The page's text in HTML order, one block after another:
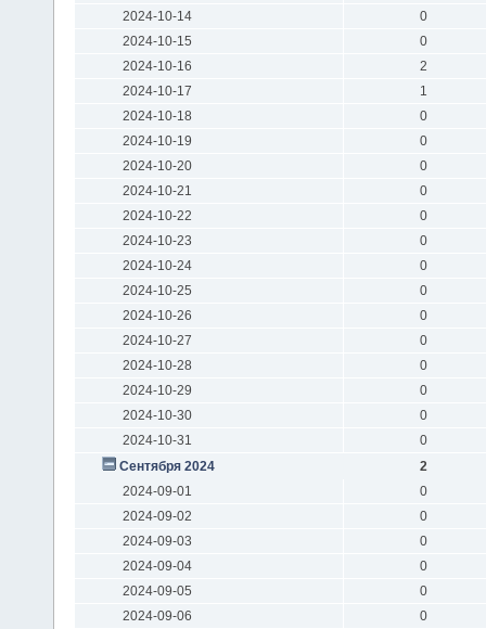
2024-10-14
0
2024-10-15
0
2024-10-16
2
2024-10-17
1
2024-10-18
0
2024-10-19
0
2024-10-20
0
2024-10-21
0
2024-10-22
0
2024-10-23
0
2024-10-24
0
2024-10-25
0
2024-10-26
0
2024-10-27
0
2024-10-28
0
2024-10-29
0
2024-10-30
0
2024-10-31
0
Сентября 2024
2
2024-09-01
0
2024-09-02
0
2024-09-03
0
2024-09-04
0
2024-09-05
0
2024-09-06
0